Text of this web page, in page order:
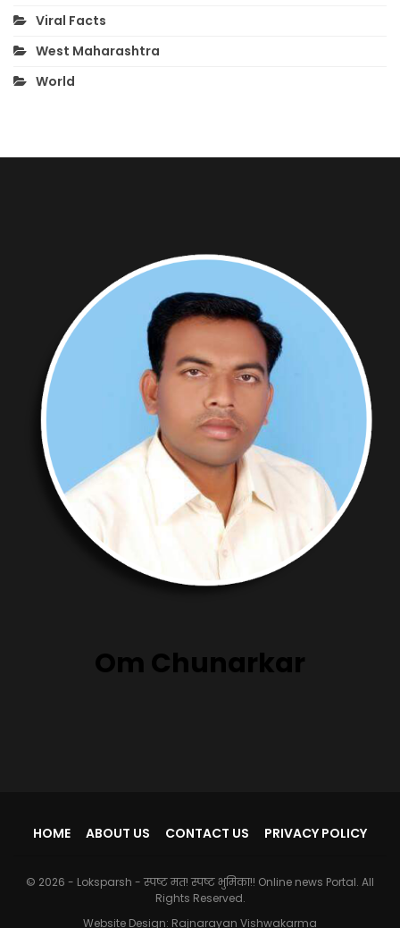
Viral Facts
West Maharashtra
World
Om Chunarkar
HOME ABOUT US CONTACT US PRIVACY POLICY
© 2026 - Loksparsh - स्पष्ट मत! स्पष्ट भुमिका!! Online news Portal. All
Rights Reserved.
Website Design: Rajnarayan Vishwakarma